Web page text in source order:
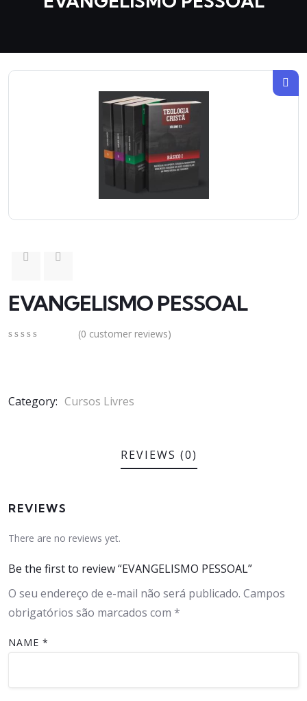
EVANGELISMO PESSOAL
on
customer
(0 customer reviews)
Category: Cursos Livres
REVIEWS (0)
REVIEWS
There are no reviews yet.
Be the first to review “EVANGELISMO PESSOAL”
O seu endereço de e-mail não será publicado. Campos
obrigatórios são marcados com *
NAME *